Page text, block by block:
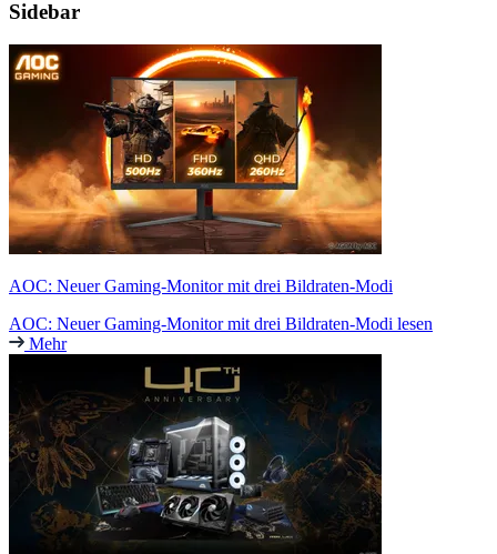
Sidebar
AOC: Neuer Gaming-Monitor mit drei Bildraten-Modi
AOC: Neuer Gaming-Monitor mit drei Bildraten-Modi lesen
Mehr